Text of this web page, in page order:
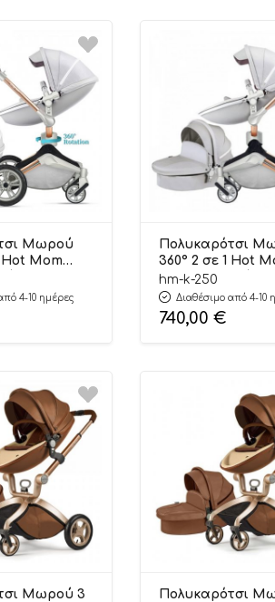
Μωρού
Hot Mom
άτοκες
4-10 ημέρες
Πολυκαρότσι
360° 2 σε 1 Hot
Κ-250 Γκρι (6
δόσεις)
hm-k-250
Διαθέσιμο από 4-10
740,00 €
Μωρού 3
Πολυκαρότσι